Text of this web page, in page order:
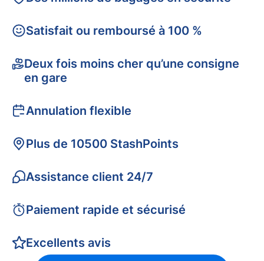
Satisfait ou remboursé à 100 %
Deux fois moins cher qu’une consigne
en gare
Annulation flexible
Plus de 10500 StashPoints
Assistance client 24/7
Paiement rapide et sécurisé
Excellents avis